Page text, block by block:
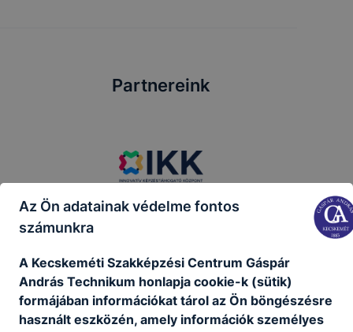
Partnereink
Az Ön adatainak védelme fontos
számunkra
A Kecskeméti Szakképzési Centrum Gáspár
András Technikum honlapja cookie-k (sütik)
formájában információkat tárol az Ön böngészésre
használt eszközén, amely információk személyes